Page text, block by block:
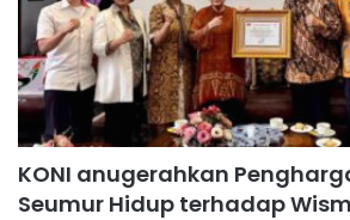
KONI anugerahkan
Seumur Hidup terhadap